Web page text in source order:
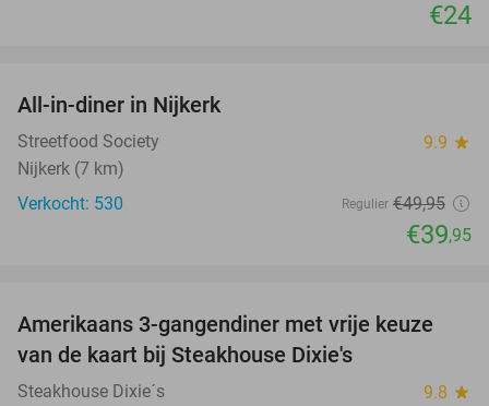
€24
All-in-diner in Nijkerk
Streetfood Society 9.9 star
Nijkerk (7 km)
Verkocht: 530
Regulier €49,95
€39,95
15%
TODAY
Amerikaans 3-gangendiner met vrije keuze
van de kaart bij Steakhouse Dixie's
Steakhouse Dixie´s 9.8 star